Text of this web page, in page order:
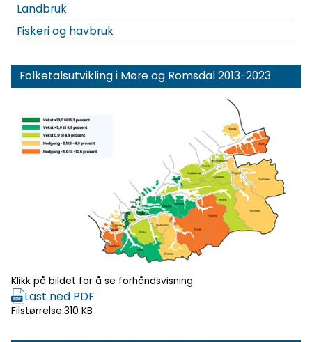
Landbruk
Fiskeri og havbruk
Folketalsutvikling i Møre og Romsdal 2013-2023
forhåndsvisning
Klikk på bildet for å se forhåndsvisning
Last ned PDF
Filstørrelse:310 KB